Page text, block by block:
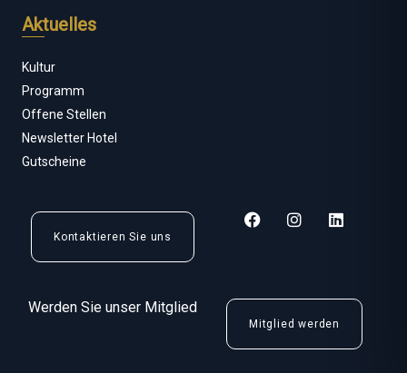
Aktuelles
Kultur
Programm
Offene Stellen
Newsletter Hotel
Gutscheine
Kontaktieren Sie uns
F
o
o
k
I
g
r
a
m
L
d
n
Werden Sie unser Mitglied
Mitglied werden